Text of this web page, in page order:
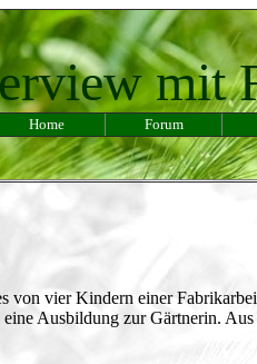
mit
Home Forum
von vier Kindern einer
Ausbildung zur Gärtnerin.